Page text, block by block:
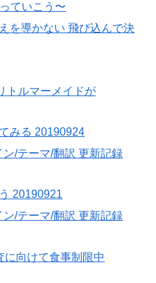
ていこう〜
を導かない 飛び込んで決
トルマーメイドが
みる 20190924
/テーマ/翻訳 更新記録
20190921
/テーマ/翻訳 更新記録
向けて食事制限中